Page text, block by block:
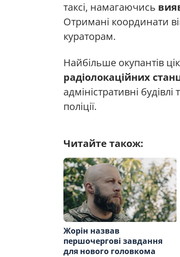
таксі, намагаючись
Отримані координати
кураторам.
Найбільше окупантів
радіолокаційних
адміністративні
поліції.
Читайте також:
Жорін назвав
першочергові завдання
для нового головкома